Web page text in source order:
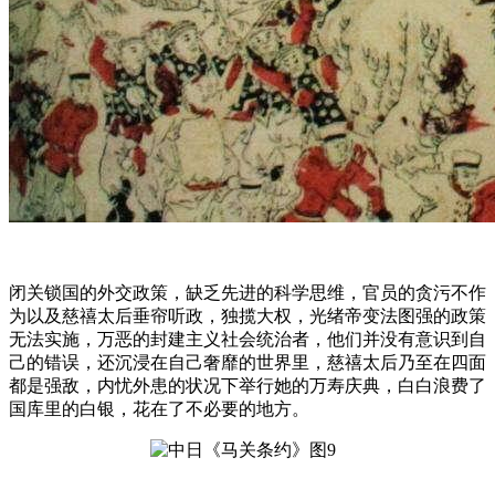
闭关锁国的外交政策，缺乏先进的科学思维，官员的贪污不作
为以及慈禧太后垂帘听政，独揽大权，光绪帝变法图强的政策
无法实施，万恶的封建主义社会统治者，他们并没有意识到自
己的错误，还沉浸在自己奢靡的世界里，慈禧太后乃至在四面
都是强敌，内忧外患的状况下举行她的万寿庆典，白白浪费了
国库里的白银，花在了不必要的地方。